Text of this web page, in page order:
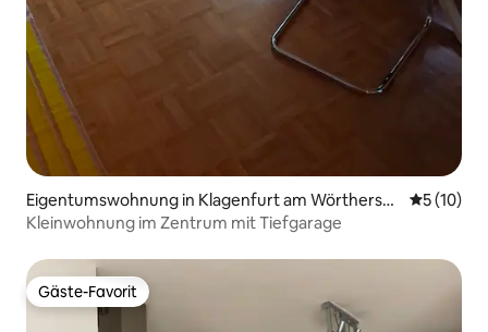
Eigentumswohnung in Klagenfurt am Wörtherse
e
5 (10)
Kleinwohnung im Zentrum mit Tiefgarage
Gäste-Favorit
Gäste-Favorit